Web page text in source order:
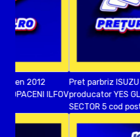
Pret parbriz ISUZU D MAX an
producator YES GLASS vandut
SECTOR 5 cod postal 51073